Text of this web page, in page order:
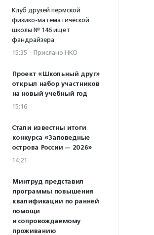
Клуб друзей пермской
физико-математической
школы № 146 ищет
фандрайзера
15:35 · Прислано НКО
Проект «Школьный друг»
открыл набор участников
на новый учебный год
15:16
Стали известны итоги
конкурса «Заповедные
острова России — 2026»
14:21
Минтруд представил
программы повышения
квалификации по ранней
помощи
и сопровождаемому
проживанию